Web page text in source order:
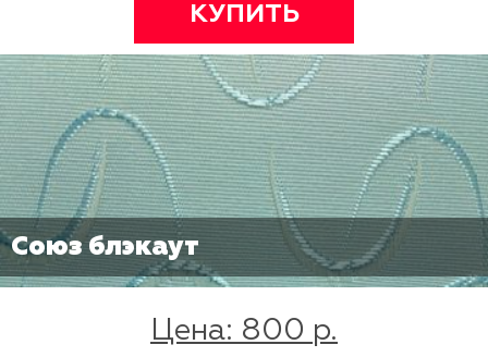
КУПИТЬ
Союз блэкаут
Цена: 800 р.